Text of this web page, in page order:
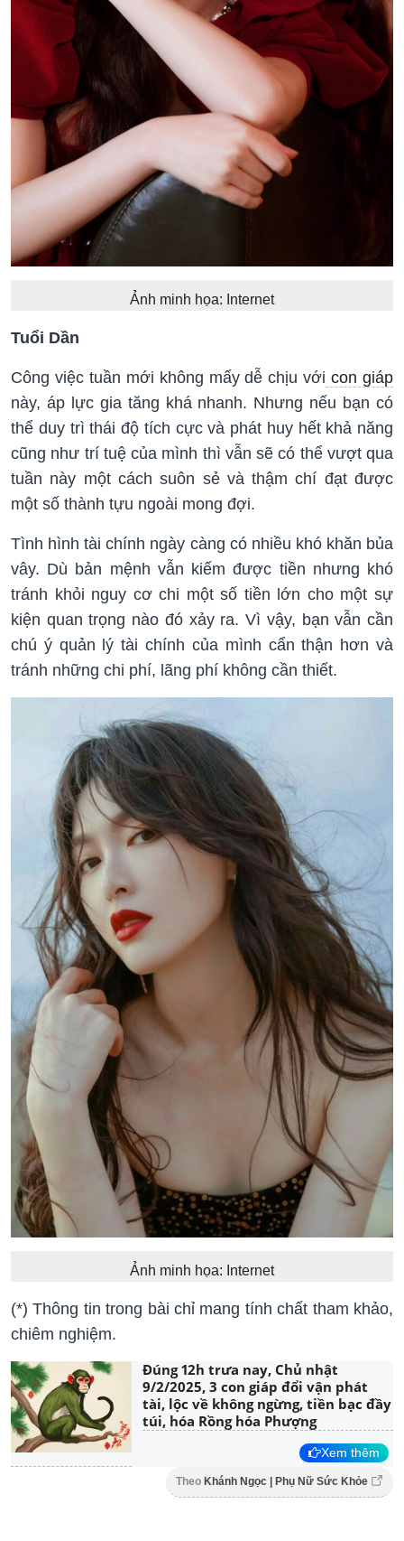
Ảnh minh họa: Internet
Tuổi Dần
Công việc tuần mới không mấy dễ chịu với con giáp
này, áp lực gia tăng khá nhanh. Nhưng nếu bạn có
thể duy trì thái độ tích cực và phát huy hết khả năng
cũng như trí tuệ của mình thì vẫn sẽ có thể vượt qua
tuần này một cách suôn sẻ và thậm chí đạt được
một số thành tựu ngoài mong đợi.
Tình hình tài chính ngày càng có nhiều khó khăn bủa
vây. Dù bản mệnh vẫn kiếm được tiền nhưng khó
tránh khỏi nguy cơ chi một số tiền lớn cho một sự
kiện quan trọng nào đó xảy ra. Vì vậy, bạn vẫn cần
chú ý quản lý tài chính của mình cẩn thận hơn và
tránh những chi phí, lãng phí không cần thiết.
Ảnh minh họa: Internet
(*) Thông tin trong bài chỉ mang tính chất tham khảo,
chiêm nghiệm.
Đúng 12h trưa nay, Chủ nhật
9/2/2025, 3 con giáp đổi vận phát
tài, lộc về không ngừng, tiền bạc đầy
túi, hóa Rồng hóa Phượng
Xem thêm
Theo Khánh Ngọc | Phụ Nữ Sức Khỏe